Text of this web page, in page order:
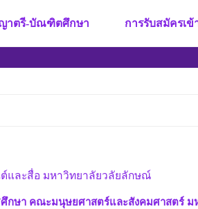
าตรี-บัณฑิตศึกษา การรับสมัครเข้
และสื่อ มหาวิทยาลัยวลัยลักษณ์
กษา คณะมนุษยศาสตร์และสังคมศาสตร์